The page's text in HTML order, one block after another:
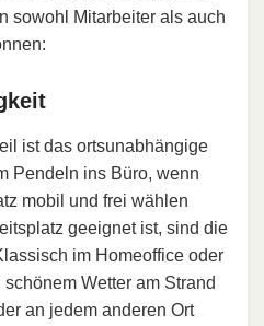
sowohl Mitarbeiter als auch
ist das ortsunabhängige
Pendeln ins Büro, wenn
mobil und frei wählen
geeignet ist, sind die
im Homeoffice oder
Wetter am Strand
an jedem anderen Ort